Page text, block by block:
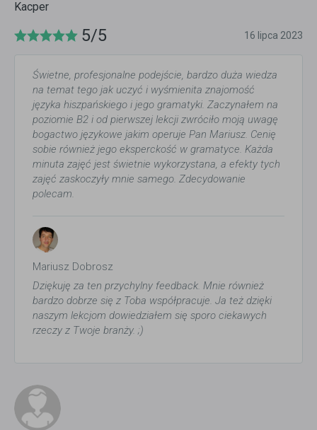
Kacper
5/5 16 lipca 2023
Świetne, profesjonalne podejście, bardzo duża wiedza
na temat tego jak uczyć i wyśmienita znajomość
języka hiszpańskiego i jego gramatyki. Zaczynałem na
poziomie B2 i od pierwszej lekcji zwróciło moją uwagę
bogactwo językowe jakim operuje Pan Mariusz. Cenię
sobie również jego eksperckość w gramatyce. Każda
minuta zajęć jest świetnie wykorzystana, a efekty tych
zajęć zaskoczyły mnie samego. Zdecydowanie
polecam.
Mariusz Dobrosz
Dziękuję za ten przychylny feedback. Mnie również
bardzo dobrze się z Toba współpracuje. Ja też dzięki
naszym lekcjom dowiedziałem się sporo ciekawych
rzeczy z Twoje branży. ;)